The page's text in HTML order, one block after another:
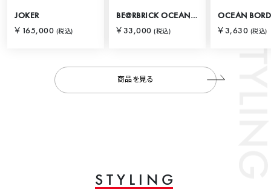
JOKER
￥165,000 (税込)
BE@RBRICK OCEAN TOKYO 100％ & 400％
￥33,000 (税込) ￥3,630 (税込)
商品を見る
S T Y L N G STYLING